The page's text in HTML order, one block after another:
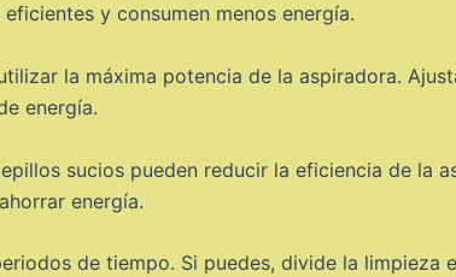
y consumen menos energía.
la máxima potencia de la aspiradora.
energía.
sucios pueden reducir la eficiencia de la
energía.
de tiempo. Si puedes, divide la limpieza